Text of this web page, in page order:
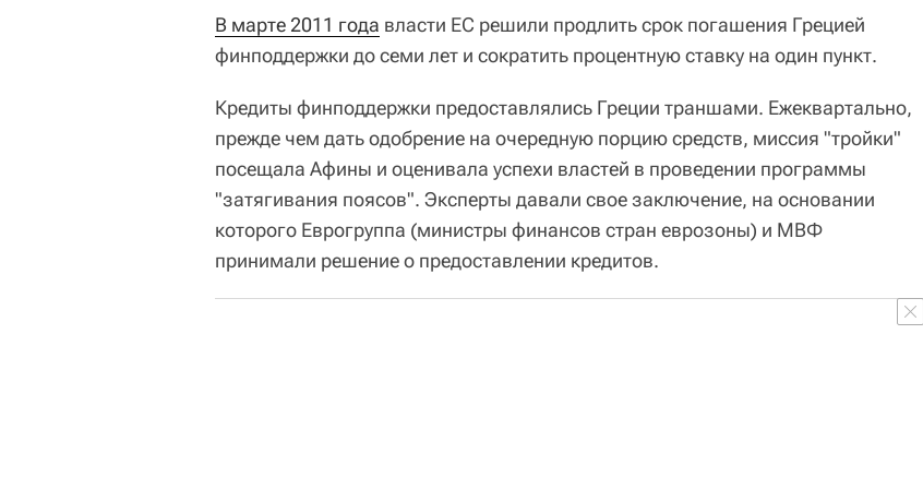
В марте 2011 года власти ЕС решили продлить срок погашения Грецией
финподдержки до семи лет и сократить процентную ставку на один пункт.
Кредиты финподдержки предоставлялись Греции траншами. Ежеквартально,
прежде чем дать одобрение на очередную порцию средств, миссия "тройки"
посещала Афины и оценивала успехи властей в проведении программы
"затягивания поясов". Эксперты давали свое заключение, на основании
которого Еврогруппа (министры финансов стран еврозоны) и МВФ
принимали решение о предоставлении кредитов.